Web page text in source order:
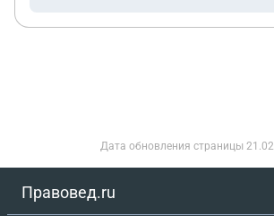
этот дом как наследница первой
Дата обновления страницы
Правовед.ru